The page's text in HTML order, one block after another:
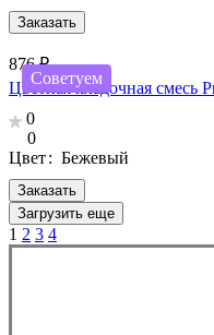
Заказать
Советуем
876 ₽
Цветная кладочная смесь
0
0
Заказать
Цвет: Бежевый
Загрузить еще
1 2 3 4